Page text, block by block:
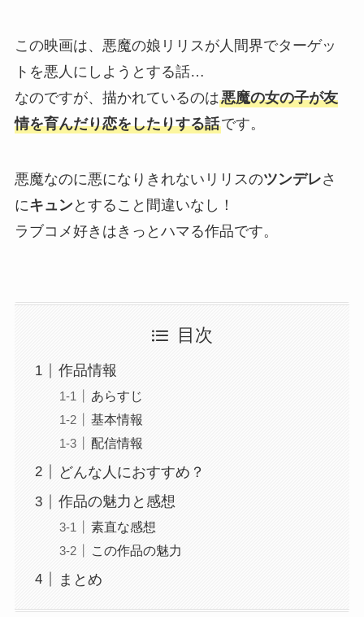
この映画は、悪魔の娘リリスが人間界でターゲッ
トを悪人にしようとする話…
なのですが、描かれているのは悪魔の女の子が友
情を育んだり恋をしたりする話です。
悪魔なのに悪になりきれないリリスのツンデレさ
にキュンとすること間違いなし！
ラブコメ好きはきっとハマる作品です。
目次
作品情報
あらすじ
基本情報
配信情報
どんな人におすすめ？
作品の魅力と感想
素直な感想
この作品の魅力
まとめ